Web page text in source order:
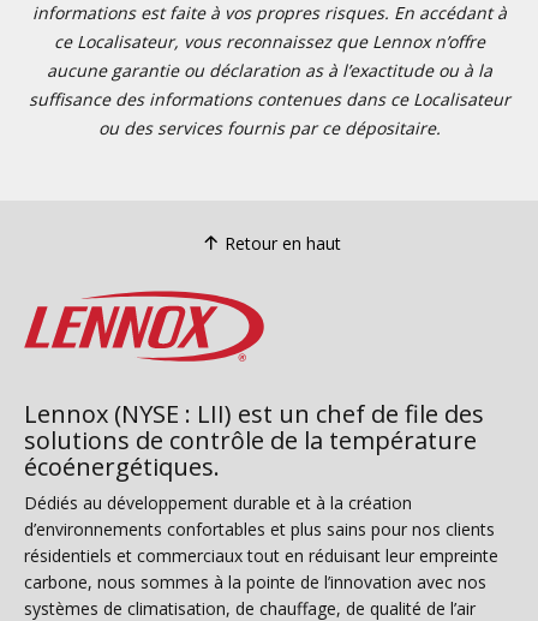
informations est faite à vos propres risques. En accédant à
ce Localisateur, vous reconnaissez que Lennox n’offre
aucune garantie ou déclaration as à l’exactitude ou à la
suffisance des informations contenues dans ce Localisateur
ou des services fournis par ce dépositaire.
Retour en haut
Lennox (NYSE : LII) est un chef de file des
solutions de contrôle de la température
écoénergétiques.
Dédiés au développement durable et à la création
d’environnements confortables et plus sains pour nos clients
résidentiels et commerciaux tout en réduisant leur empreinte
carbone, nous sommes à la pointe de l’innovation avec nos
systèmes de climatisation, de chauffage, de qualité de l’air